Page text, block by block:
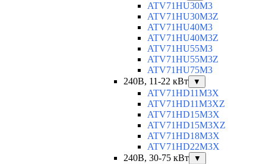
ATV71HU30M3
ATV71HU30M3Z
ATV71HU40M3
ATV71HU40M3Z
ATV71HU55M3
ATV71HU55M3Z
ATV71HU75M3
240В, 11-22 кВт
▼
ATV71HD11M3X
ATV71HD11M3XZ
ATV71HD15M3X
ATV71HD15M3XZ
ATV71HD18M3X
ATV71HD22M3X
240В, 30-75 кВт
▼